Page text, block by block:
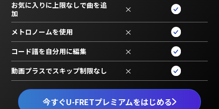
今すぐU-FRETプレミアムをはじめる
お気に入りに上限なしで曲を追
加
×
メトロノームを使用 ×
コード譜を自分用に編集 ×
動画プラスでスキップ制限なし ×